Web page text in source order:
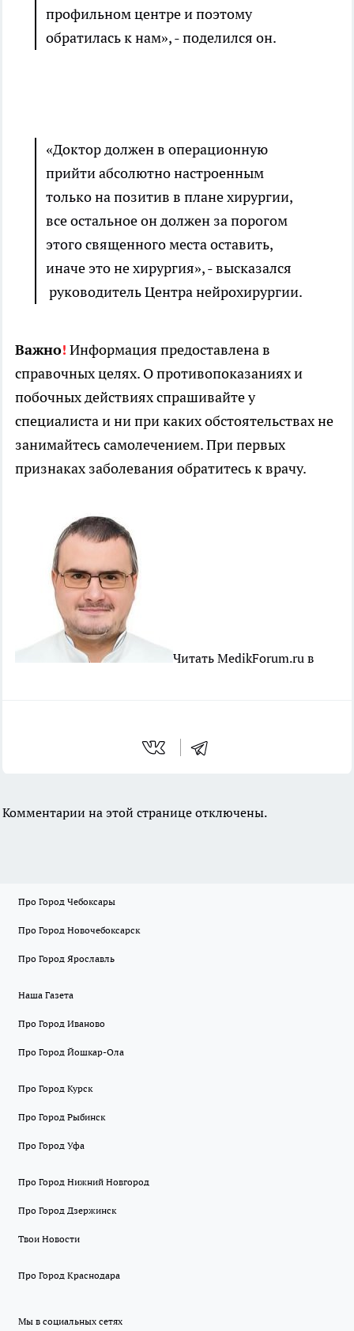
профильном центре и поэтому
обратилась к нам», - поделился он.
«Доктор должен в операционную
прийти абсолютно настроенным
только на позитив в плане хирургии,
все остальное он должен за порогом
этого священного места оставить,
иначе это не хирургия», - высказался
руководитель Центра нейрохирургии.
Важно! Информация предоставлена в
справочных целях. О противопоказаниях и
побочных действиях спрашивайте у
специалиста и ни при каких обстоятельствах не
занимайтесь самолечением. При первых
признаках заболевания обратитесь к врачу.
Читать MedikForum.ru в
Комментарии на этой странице отключены.
Про Город Чебоксары
Про Город Новочебоксарск
Про Город Ярославль
Наша Газета
Про Город Иваново
Про Город Йошкар-Ола
Про Город Курск
Про Город Рыбинск
Про Город Уфа
Про Город Нижний Новгород
Про Город Дзержинск
Твои Новости
Про Город Краснодара
Мы в социальных сетях